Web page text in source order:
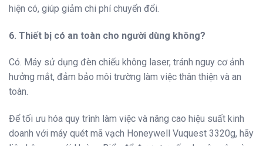
hiện có, giúp giảm chi phí chuyển đổi.
6. Thiết bị có an toàn cho người dùng không?
Có. Máy sử dụng đèn chiếu không laser, tránh nguy cơ ảnh
hưởng mắt, đảm bảo môi trường làm việc thân thiện và an
toàn.
Để tối ưu hóa quy trình làm việc và nâng cao hiệu suất kinh
doanh với máy quét mã vạch Honeywell Vuquest 3320g, hãy